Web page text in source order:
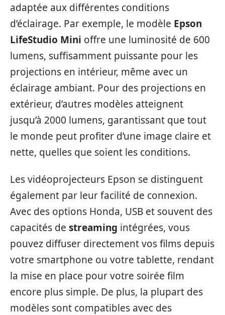
adaptée aux différentes conditions
d’éclairage. Par exemple, le modèle Epson
LifeStudio Mini offre une luminosité de 600
lumens, suffisamment puissante pour les
projections en intérieur, même avec un
éclairage ambiant. Pour des projections en
extérieur, d’autres modèles atteignent
jusqu’à 2000 lumens, garantissant que tout
le monde peut profiter d’une image claire et
nette, quelles que soient les conditions.
Les vidéoprojecteurs Epson se distinguent
également par leur facilité de connexion.
Avec des options Honda, USB et souvent des
capacités de streaming intégrées, vous
pouvez diffuser directement vos films depuis
votre smartphone ou votre tablette, rendant
la mise en place pour votre soirée film
encore plus simple. De plus, la plupart des
modèles sont compatibles avec des